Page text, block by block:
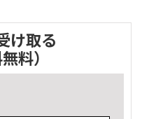
け取る
料）